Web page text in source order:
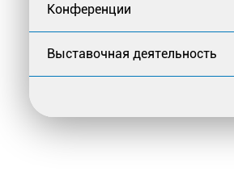
Конференции
Выставочная деятельность